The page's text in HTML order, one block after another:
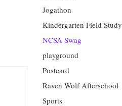
Jogathon
Kindergarten Field Study
NCSA Swag
playground
Postcard
Raven Wolf Afterschool
Sports